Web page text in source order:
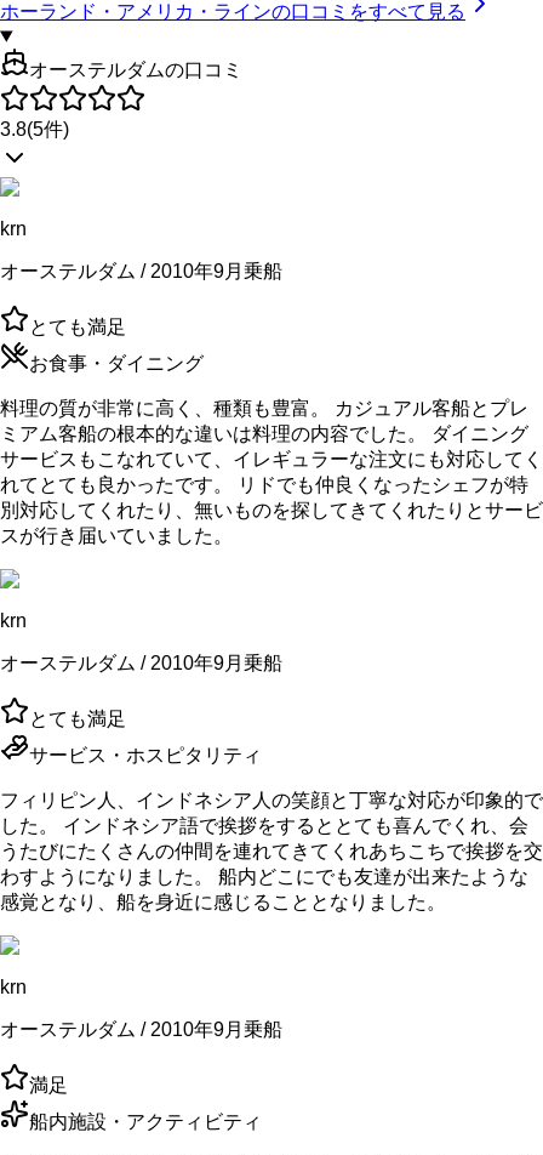
ホーランド・アメリカ・ラインの口コミをすべて見る
オーステルダムの口コミ
3.8(5件)
krn
オーステルダム / 2010年9月乗船
とても満足
お食事・ダイニング
料理の質が非常に高く、種類も豊富。 カジュアル客船とプレ
ミアム客船の根本的な違いは料理の内容でした。 ダイニング
サービスもこなれていて、イレギュラーな注文にも対応してく
れてとても良かったです。 リドでも仲良くなったシェフが特
別対応してくれたり、無いものを探してきてくれたりとサービ
スが行き届いていました。
krn
オーステルダム / 2010年9月乗船
とても満足
サービス・ホスピタリティ
フィリピン人、インドネシア人の笑顔と丁寧な対応が印象的で
した。 インドネシア語で挨拶をするととても喜んでくれ、会
うたびにたくさんの仲間を連れてきてくれあちこちで挨拶を交
わすようになりました。 船内どこにでも友達が出来たような
感覚となり、船を身近に感じることとなりました。
krn
オーステルダム / 2010年9月乗船
満足
船内施設・アクティビティ